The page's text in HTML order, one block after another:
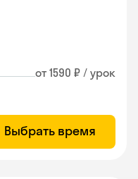
от 1590 ₽ / урок
Выбрать время